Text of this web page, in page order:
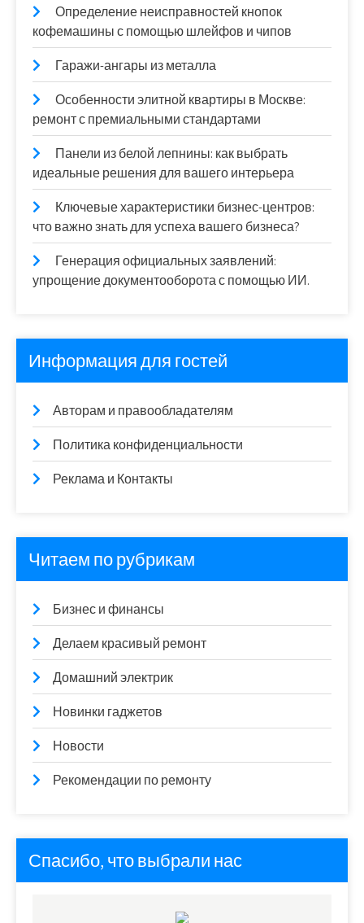
Определение неисправностей кнопок
кофемашины с помощью шлейфов и чипов
Гаражи-ангары из металла
Особенности элитной квартиры в Москве:
ремонт с премиальными стандартами
Панели из белой лепнины: как выбрать
идеальные решения для вашего интерьера
Ключевые характеристики бизнес-центров:
что важно знать для успеха вашего бизнеса?
Генерация официальных заявлений:
упрощение документооборота с помощью ИИ.
Информация для гостей
Авторам и правообладателям
Политика конфиденциальности
Реклама и Контакты
Читаем по рубрикам
Бизнес и финансы
Делаем красивый ремонт
Домашний электрик
Новинки гаджетов
Новости
Рекомендации по ремонту
Спасибо, что выбрали нас